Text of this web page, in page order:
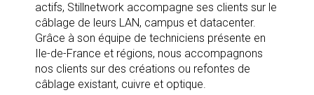
actifs, Stillnetwork accompagne ses clients sur le
câblage de leurs LAN, campus et datacenter.
Grâce à son équipe de techniciens présente en
Ile-de-France et régions, nous accompagnons
nos clients sur des créations ou refontes de
câblage existant, cuivre et optique.